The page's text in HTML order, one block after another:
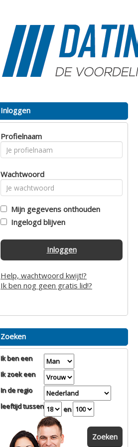
Inloggen
Profielnaam
Wachtwoord
Mijn gegevens onthouden
Ingelogd blijven
Inloggen
Help, wachtwoord kwijt!?
Ik ben nog geen gratis lid!?
Zoeken
Ik ben een
Ik zoek een
In de regio
leeftijd tussen
en
Zoeken